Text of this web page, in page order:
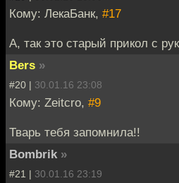
Кому: ЛекаБанк, #17
А, так это старый прикол с
Bers »
#20 | 30.01.16 23:08
Кому: Zeitcro, #9
Тварь тебя запомнила!!
Bombrik »
#21 | 30.01.16 23:19